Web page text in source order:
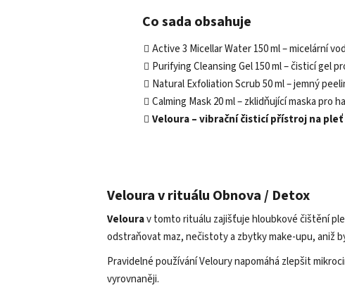
Co sada obsahuje
Active 3 Micellar Water 150 ml – micelární
Purifying Cleansing Gel 150 ml – čisticí gel
Natural Exfoliation Scrub 50 ml – jemný
Calming Mask 20 ml – zklidňující maska pro
Veloura – vibrační čisticí přístroj na pleť
Veloura v rituálu Obnova / Detox
Velourav tomto rituálu zajišťuje hloubkové čištění
odstraňovat maz, nečistoty a zbytky make-upu, aniž
Pravidelné používání Veloury napomáhá zlepšit
vyrovnaněji.